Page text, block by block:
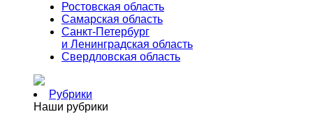
Ростовская область
Самарская область
Санкт-Петербург
и Ленинградская область
Свердловская область
Рубрики
Наши рубрики